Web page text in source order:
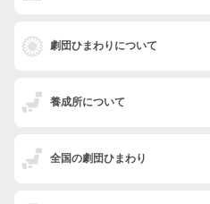
劇団ひまわりについて
養成所について
全国の劇団ひまわり